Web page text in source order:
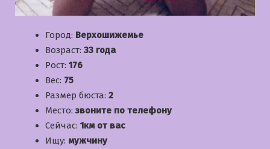
Город: Верхошижемье
Возраст: 33 года
Рост: 176
Вес: 75
Размер бюста: 2
Место:звоните по телефону
Сейчас: 1км от вас
Ищу: мужчину